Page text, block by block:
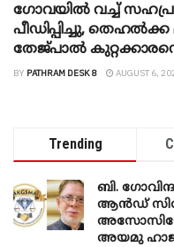
ഗോവയിൽ വച്ച്
പീഡിപ്പിച്ചു,
തേജ്പാൽ
BY PATHRAM DESK 8 AUGUST 6,
Trending
ബി.
ആൻഡ്
അയമു